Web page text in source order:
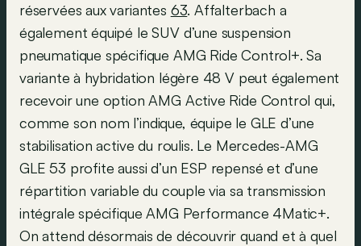
réservées aux variantes 63. Affalterbach a
également équipé le SUV d’une suspension
pneumatique spécifique AMG Ride Control+. Sa
variante à hybridation légère 48 V peut également
recevoir une option AMG Active Ride Control qui,
comme son nom l’indique, équipe le GLE d’une
stabilisation active du roulis. Le Mercedes-AMG
GLE 53 profite aussi d’un ESP repensé et d’une
répartition variable du couple via sa transmission
intégrale spécifique AMG Performance 4Matic+.
On attend désormais de découvrir quand et à quel